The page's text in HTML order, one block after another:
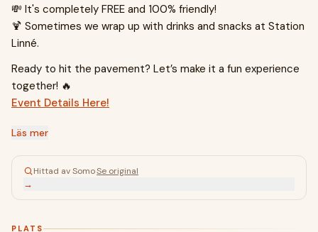
💸 It's completely FREE and 100% friendly!
🍹 Sometimes we wrap up with drinks and snacks at Station
Linné.
Ready to hit the pavement? Let’s make it a fun experience
together! 🔥
Event Details Here!
Läs mer
Hittad av SomoSe original
→
PLATS